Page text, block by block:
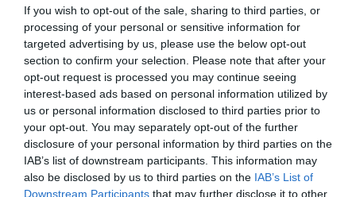
If you wish to opt-out of the sale, sharing to third parties, or
processing of your personal or sensitive information for
targeted advertising by us, please use the below opt-out
section to confirm your selection. Please note that after your
opt-out request is processed you may continue seeing
interest-based ads based on personal information utilized by
us or personal information disclosed to third parties prior to
your opt-out. You may separately opt-out of the further
disclosure of your personal information by third parties on the
IAB’s list of downstream participants. This information may
also be disclosed by us to third parties on the IAB’s List of
Downstream Participants that may further disclose it to other
Caderousseà 4.70 km du point 20
Peyriacà 7.97 km du point 21
Peyriac-de-Merà 7.97 km du point 21
Narbonneà 3.51 km du point 21
Saint-Orensà 2.57 km du point 23
Saint-Orens-de-Gameville à 2.57 km du point 23
Auzeville-Tolosaneà 1.93 km du point 23
Toulouse-le Mirailà 2.38 km du point 24
Le Mirailà 2.38 km du point 24
Lardenneà 3.50 km du point 24
Sept Deniers à 1.37 km du point 25
Les Sept-Deniersà 1.37 km du point 25